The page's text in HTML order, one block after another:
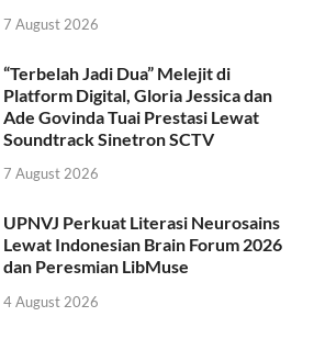
7 August 2026
“Terbelah Jadi Dua” Melejit di
Platform Digital, Gloria Jessica dan
Ade Govinda Tuai Prestasi Lewat
Soundtrack Sinetron SCTV
7 August 2026
UPNVJ Perkuat Literasi Neurosains
Lewat Indonesian Brain Forum 2026
dan Peresmian LibMuse
4 August 2026